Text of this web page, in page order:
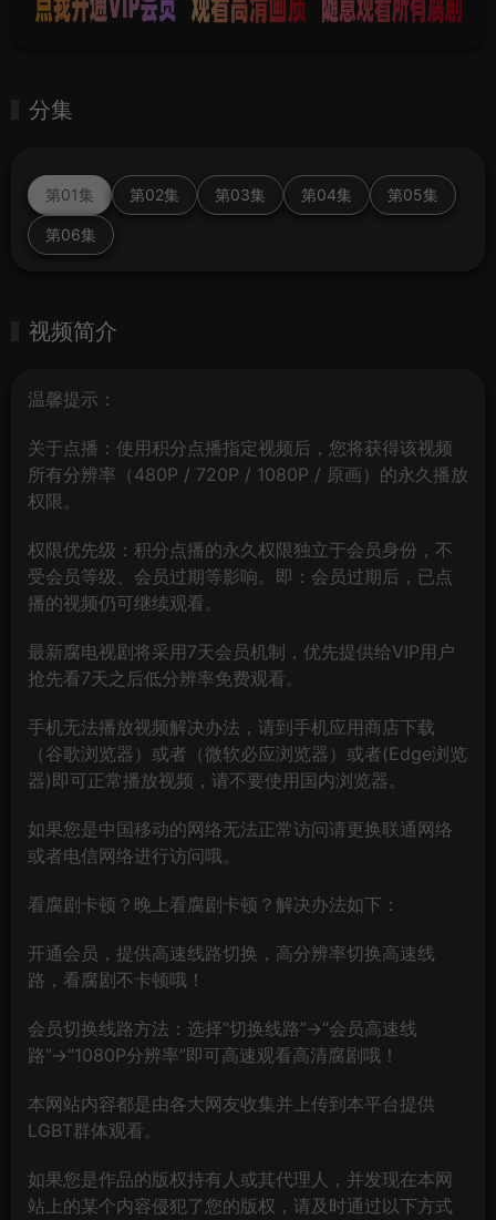
分集
第01集 第02集 第03集 第04集 第05集
第06集
视频简介
温馨提示：
关于点播：使用积分点播指定视频后，您将获得该视频
所有分辨率（480P / 720P / 1080P / 原画）的永久播放
权限。
权限优先级：积分点播的永久权限独立于会员身份，不
受会员等级、会员过期等影响。即：会员过期后，已点
播的视频仍可继续观看。
最新腐电视剧将采用7天会员机制，优先提供给VIP用户
抢先看7天之后低分辨率免费观看。
手机无法播放视频解决办法，请到手机应用商店下载
（谷歌浏览器）或者（微软必应浏览器）或者(Edge浏览
器)即可正常播放视频，请不要使用国内浏览器。
如果您是中国移动的网络无法正常访问请更换联通网络
或者电信网络进行访问哦。
看腐剧卡顿？晚上看腐剧卡顿？解决办法如下：
开通会员，提供高速线路切换，高分辨率切换高速线
路，看腐剧不卡顿哦！
会员切换线路方法：选择“切换线路”→“会员高速线
路”→“1080P分辨率”即可高速观看高清腐剧哦！
本网站内容都是由各大网友收集并上传到本平台提供
LGBT群体观看。
如果您是作品的版权持有人或其代理人，并发现在本网
站上的某个内容侵犯了您的版权，请及时通过以下方式